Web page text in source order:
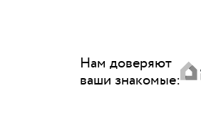
Нам доверяют
ваши знакомые: